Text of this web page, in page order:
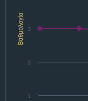
Βαθμολογία
1
2
3